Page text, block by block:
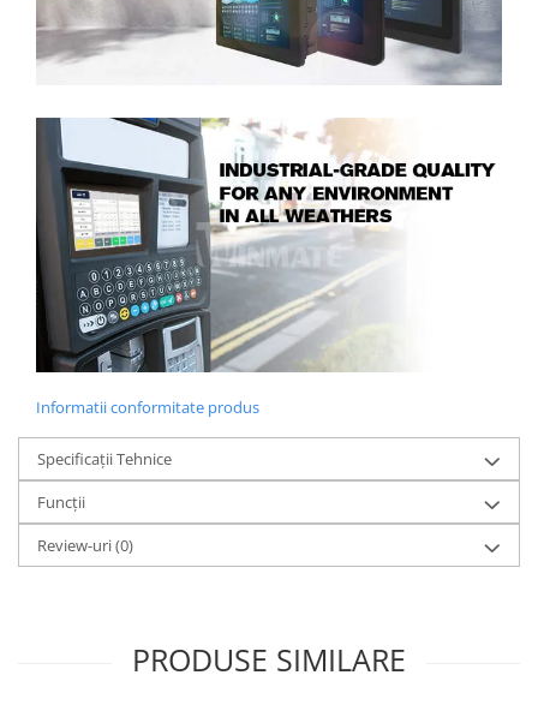
Informatii conformitate produs
Specificații Tehnice
Funcții
Review-uri(0)
PRODUSE SIMILARE